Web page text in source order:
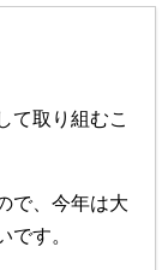
て取り組むこ
で、今年は大
です。